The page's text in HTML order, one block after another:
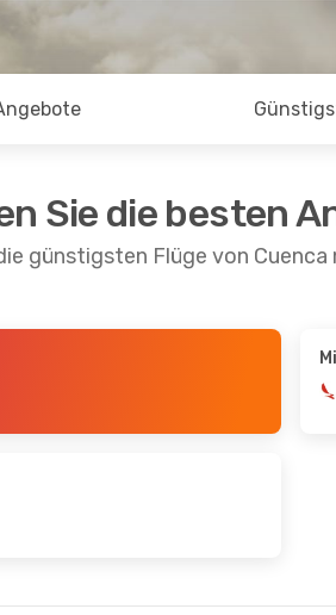
Sie die besten
günstigsten Flüge von Cuenca